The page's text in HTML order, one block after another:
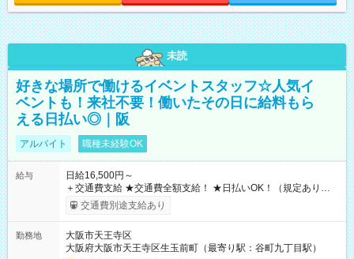
未読
好きな場所で働けるイベントスタッフ☆人気イ
ベントも！来社不要！働いたその日に給料もら
える日払い◎｜阪
アルバイト 職種未経験OK
給与
日給16,500円～
＋交通費支給 ★交通費全額支給！ ★日払いOK！（規定あり） ┗
働いたその日に現金GET♪ お仕事後はコンビニATMから 日払
交通費別途支給あり
勤務地
大阪市天王寺区
大阪府大阪市天王寺区生玉前町（最寄り駅：谷町九丁目駅）